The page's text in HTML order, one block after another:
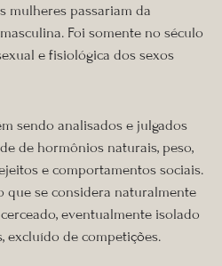
mulheres passariam da
Foi somente no século
e fisiológica dos sexos
sendo analisados e julgados
de hormônios naturais, peso,
e comportamentos sociais.
que se considera naturalmente
eventualmente isolado
excluído de competições.